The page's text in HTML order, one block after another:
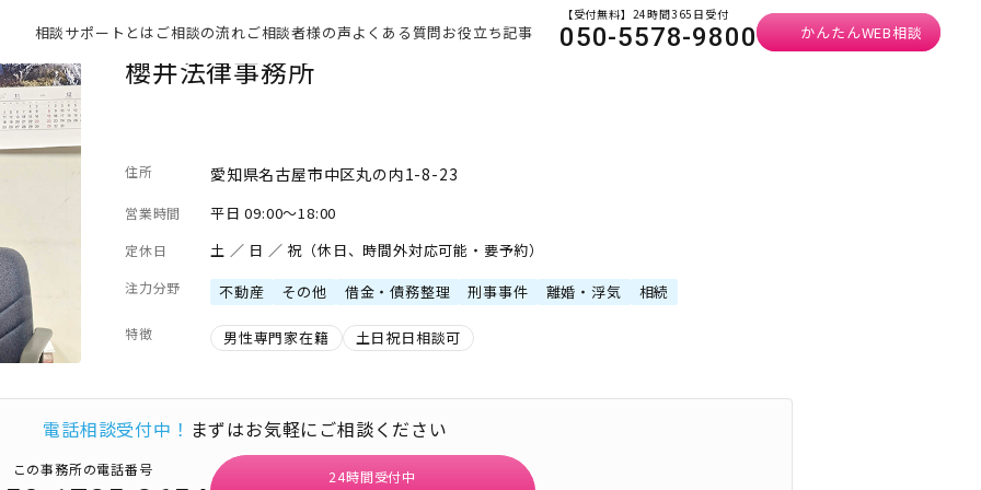
相談サポートとは ご相談の流れご相談者様の声よくある質問お役立ち記事
【受付無料】24時間365日受付
050-5578-9800 かんたんWEB相談
櫻井法律事務所
住所 愛知県名古屋市中区丸の内1-8-23
営業時間 平日 09:00～18:00
定休日 土 ／ 日 ／ 祝（休日、時間外対応可能・要予約）
注力分野 不動産 その他 借金・債務整理 刑事事件 離婚・浮気 相続
特徴 男性専門家在籍 土日祝日相談可
電話相談受付中！ まずはお気軽にご相談ください
この事務所の電話番号 24時間受付中